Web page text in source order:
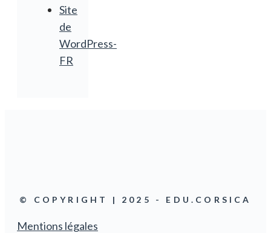
Site
de
WordPress-
FR
© COPYRIGHT | 2025 - EDU.CORSICA
Mentions légales